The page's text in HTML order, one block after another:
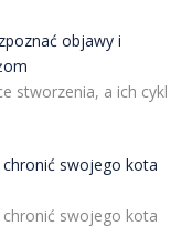
objawy i
stworzenia, a ich cykl
chronić swojego kota
chronić swojego kota